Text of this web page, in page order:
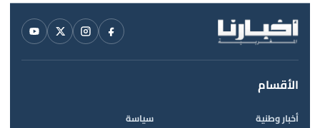
الأقسام
أخبار وطنية
سياسة